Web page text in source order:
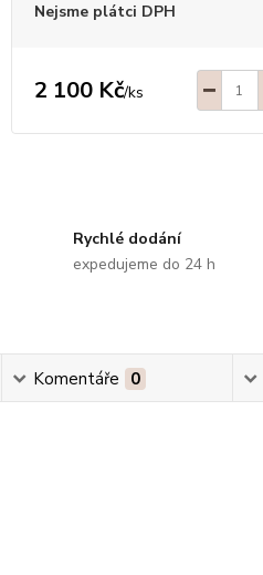
Nejsme plátci DPH
2 100 Kč/ks
Rychlé dodání
expedujeme do 24 h
Komentáře 0